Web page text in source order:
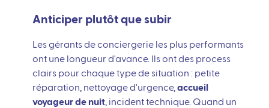
Anticiper plutôt que subir
Les gérants de conciergerie les plus performants
ont une longueur d'avance. Ils ont des process
clairs pour chaque type de situation : petite
réparation, nettoyage d'urgence,accueil
voyageur de nuit , incident technique. Quand un